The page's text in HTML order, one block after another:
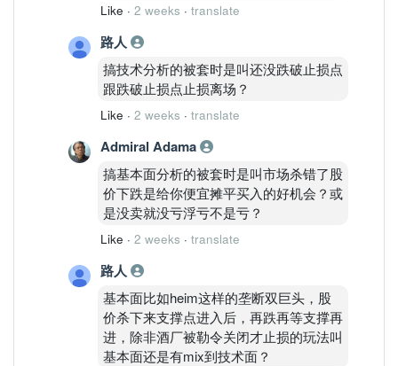
Like · 2 weeks · translate
路人
搞技术分析的被套时是叫还没跌破止损点
跟跌破止损点止损离场？
Like · 2 weeks · translate
Admiral Adama
搞基本面分析的被套时是叫市场杀错了股
价下跌是给你便宜摊平买入的好机会？或
是没卖就没亏浮亏不是亏？
Like · 2 weeks · translate
路人
基本面比如heim这样的垄断双巨头，股
价杀下来支撑点进入后，再跌再等支撑再
进，除非酒厂被勒令关闭才止损的玩法叫
基本面还是有mix到技术面？